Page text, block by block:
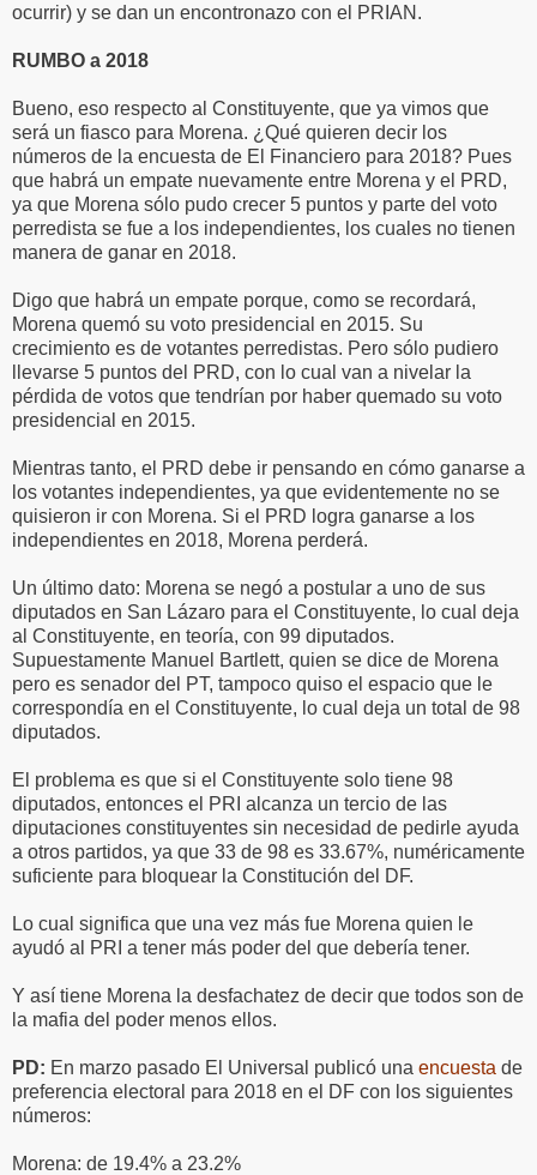
ocurrir) y se dan un encontronazo con el PRIAN.
RUMBO a 2018
Bueno, eso respecto al Constituyente, que ya vimos que
será un fiasco para Morena. ¿Qué quieren decir los
números de la encuesta de El Financiero para 2018? Pues
que habrá un empate nuevamente entre Morena y el PRD,
ya que Morena sólo pudo crecer 5 puntos y parte del voto
perredista se fue a los independientes, los cuales no tienen
manera de ganar en 2018.
Digo que habrá un empate porque, como se recordará,
Morena quemó su voto presidencial en 2015. Su
crecimiento es de votantes perredistas. Pero sólo pudiero
llevarse 5 puntos del PRD, con lo cual van a nivelar la
pérdida de votos que tendrían por haber quemado su voto
presidencial en 2015.
Mientras tanto, el PRD debe ir pensando en cómo ganarse a
los votantes independientes, ya que evidentemente no se
quisieron ir con Morena. Si el PRD logra ganarse a los
independientes en 2018, Morena perderá.
Un último dato: Morena se negó a postular a uno de sus
diputados en San Lázaro para el Constituyente, lo cual deja
al Constituyente, en teoría, con 99 diputados.
Supuestamente Manuel Bartlett, quien se dice de Morena
pero es senador del PT, tampoco quiso el espacio que le
correspondía en el Constituyente, lo cual deja un total de 98
diputados.
El problema es que si el Constituyente solo tiene 98
diputados, entonces el PRI alcanza un tercio de las
diputaciones constituyentes sin necesidad de pedirle ayuda
a otros partidos, ya que 33 de 98 es 33.67%, numéricamente
suficiente para bloquear la Constitución del DF.
Lo cual significa que una vez más fue Morena quien le
ayudó al PRI a tener más poder del que debería tener.
Y así tiene Morena la desfachatez de decir que todos son de
la mafia del poder menos ellos.
PD: En marzo pasado El Universal publicó una encuesta de
preferencia electoral para 2018 en el DF con los siguientes
números:
Morena: de 19.4% a 23.2%